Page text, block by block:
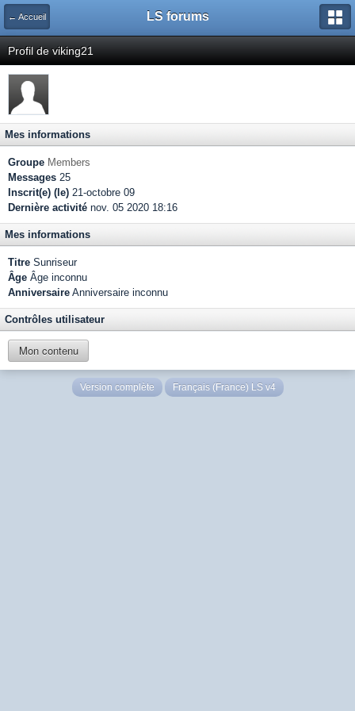
← Accueil LS forums
Profil de viking21
Mes informations
Groupe Members
Messages 25
Inscrit(e) (le) 21-octobre 09
Dernière activité nov. 05 2020 18:16
Mes informations
Titre Sunriseur
Âge Âge inconnu
Anniversaire Anniversaire inconnu
Contrôles utilisateur
Mon contenu
Version complète Français (France) LS v4